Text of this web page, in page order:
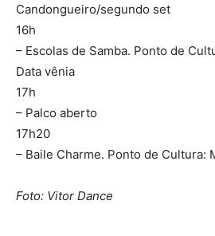
Candongueiro/segundo set
16h
– Escolas de Samba. Ponto de
Data vênia
17h
– Palco aberto
17h20
– Baile Charme. Ponto de Cultura:
Foto: Vitor Dance